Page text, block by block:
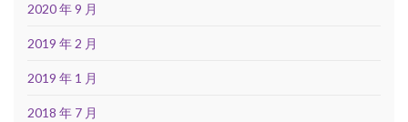
2020 年 9 月
2019 年 2 月
2019 年 1 月
2018 年 7 月